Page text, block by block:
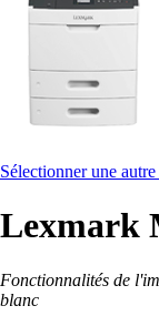
Sélectionner une
Lexmark
Fonctionnalités de
blanc